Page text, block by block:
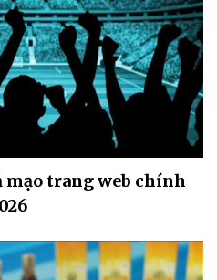
mạo trang web chính